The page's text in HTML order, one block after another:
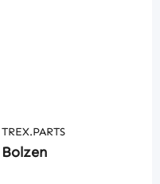
TREX.PARTS
Bolzen